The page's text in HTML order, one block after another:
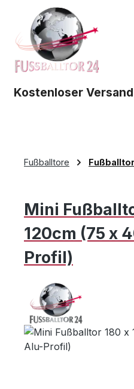
Zum Hauptinhalt springen
Kostenloser
Fußballtore
Mini
120cm (75 x
Profil)
Bildergalerie